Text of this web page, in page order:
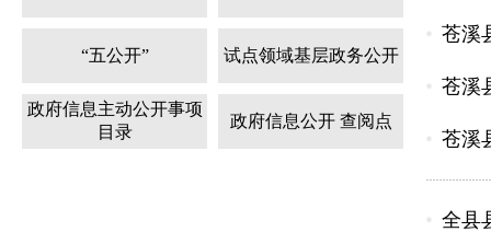
“五公开” 试点领域基层政务公开
政府信息主动公开事项
目录
政府信息公开 查阅点
苍溪
苍溪
苍溪
全县